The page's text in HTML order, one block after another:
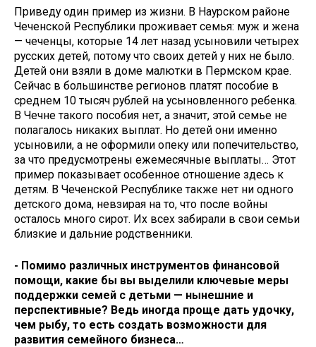
Приведу один пример из жизни. В Наурском районе
Чеченской Республики проживает семья: муж и жена
— чеченцы, которые 14 лет назад усыновили четырех
русских детей, потому что своих детей у них не было.
Детей они взяли в доме малютки в Пермском крае.
Сейчас в большинстве регионов платят пособие в
среднем 10 тысяч рублей на усыновленного ребенка.
В Чечне такого пособия нет, а значит, этой семье не
полагалось никаких выплат. Но детей они именно
усыновили, а не оформили опеку или попечительство,
за что предусмотрены ежемесячные выплаты… Этот
пример показывает особенное отношение здесь к
детям. В Чеченской Республике также нет ни одного
детского дома, невзирая на то, что после войны
осталось много сирот. Их всех забирали в свои семьи
близкие и дальние родственники.
- Помимо различных инструментов финансовой
помощи, какие бы вы выделили ключевые меры
поддержки семей с детьми — нынешние и
перспективные? Ведь иногда проще дать удочку,
чем рыбу, то есть создать возможности для
развития семейного бизнеса…